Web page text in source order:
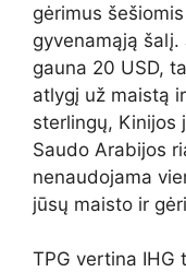
gėrimus
gyvenamąją
gauna 20 USD,
atlygį už maistą
sterlingų, Kinijos
Saudo Arabijos
nenaudojama
jūsų maisto ir
TPG vertina IHG